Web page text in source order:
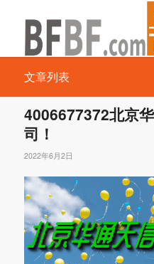
文章列表
4006677372北京
司！
2022年6月2日